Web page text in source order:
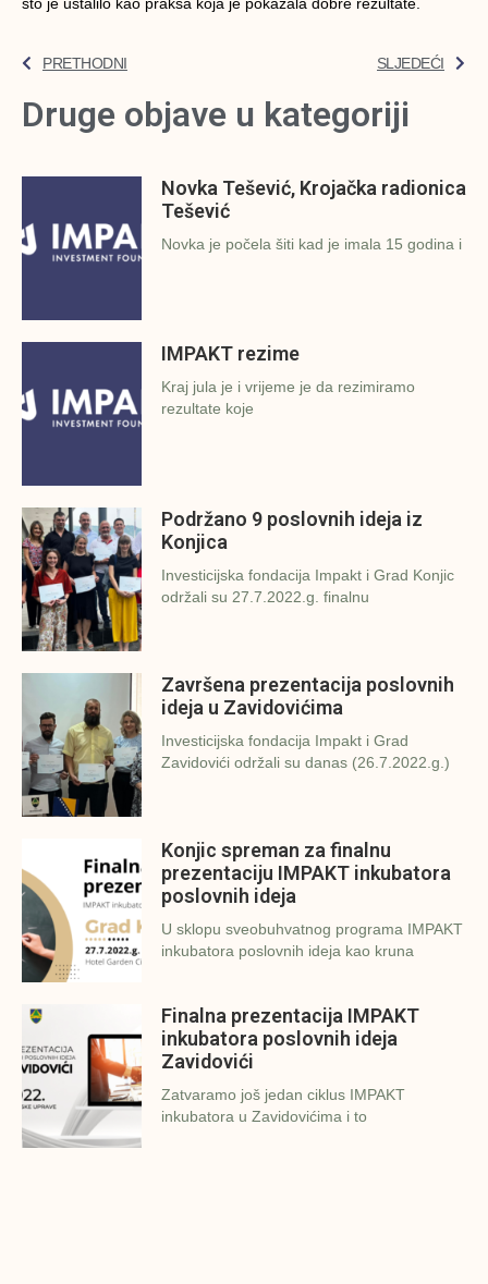
što je ustalilo kao praksa koja je pokazala dobre rezultate.
PRETHODNI SLJEDEĆI
Druge objave u kategoriji
Novka Tešević, Krojačka radionica
Tešević
Novka je počela šiti kad je imala 15 godina i
IMPAKT rezime
Kraj jula je i vrijeme je da rezimiramo
rezultate koje
Podržano 9 poslovnih ideja iz
Konjica
Investicijska fondacija Impakt i Grad Konjic
održali su 27.7.2022.g. finalnu
Završena prezentacija poslovnih
ideja u Zavidovićima
Investicijska fondacija Impakt i Grad
Zavidovići održali su danas (26.7.2022.g.)
Konjic spreman za finalnu
prezentaciju IMPAKT inkubatora
poslovnih ideja
U sklopu sveobuhvatnog programa IMPAKT
inkubatora poslovnih ideja kao kruna
Finalna prezentacija IMPAKT
inkubatora poslovnih ideja
Zavidovići
Zatvaramo još jedan ciklus IMPAKT
inkubatora u Zavidovićima i to